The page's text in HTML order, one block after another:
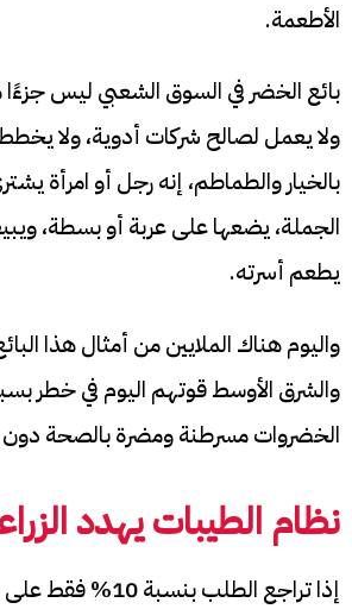
الأطعمة.
بائع الخضر في السوق الشعبي ليس جزءًا
ولا يعمل لصالح شركات أدوية، ولا
بالخيار والطماطم، إنه رجل أو امرأة
الجملة، يضعها على عربة أو بسطة،
يطعم أسرته.
واليوم هناك الملايين من أمثال هذا
والشرق الأوسط قوتهم اليوم في خطر
الخضروات مسرطنة ومضرة بالصحة
نظام الطيبات يهدد
إذا تراجع الطلب